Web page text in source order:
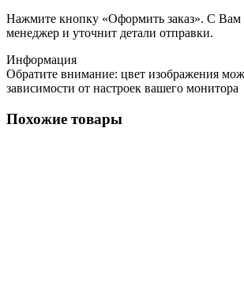
Нажмите кнопку «Оформить заказ». С Вам
менеджер и уточнит детали отправки.
Информация
Обратите внимание: цвет изображения
зависимости от настроек вашего монитора
Похожие товары